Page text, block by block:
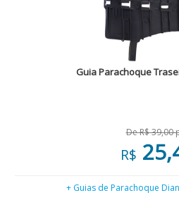
Guia Parachoque
De R$ 39,00
R$
+ Guias de Parachoque